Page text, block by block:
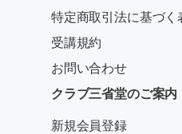
特定商取引法に基づく
受講規約
お問い合わせ
クラブ三省堂のご案内
新規会員登録